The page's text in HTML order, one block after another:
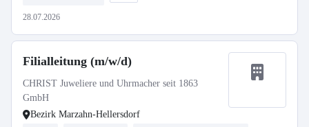
28.07.2026
Filialleitung (m/w/d)
CHRIST Juweliere und Uhrmacher seit 1863
GmbH
Bezirk Marzahn-Hellersdorf